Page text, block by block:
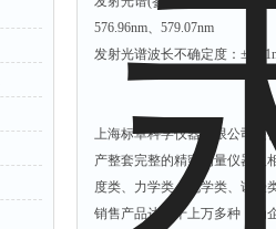
576.96nm、579.07nm
发射光谱波长不确定度：
上海标卓科学仪器有限公司是
产整套完整的精密测量仪器及
度类、力学类、电学类、试验
销售产品达成千上万多种，为